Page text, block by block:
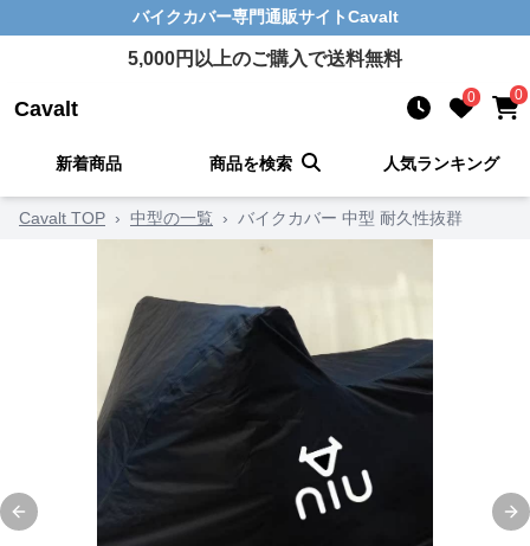
バイクカバー専門通販サイトCavalt
5,000円以上のご購入で送料無料
Cavalt 0 0
新着商品 商品を検索 人気ランキング
Cavalt TOP › 中型の一覧 › バイクカバー 中型 耐久性抜群
Previous slide